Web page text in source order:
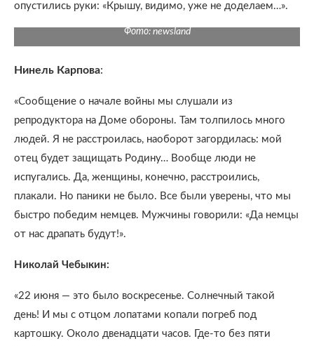
опустились руки: «Крышу, видимо, уже не доделаем…».
Фото: newsland
Нинель Карпова:
«Сообщение о начале войны мы слушали из
репродуктора на Доме обороны. Там толпилось много
людей. Я не расстроилась, наоборот загордилась: мой
отец будет защищать Родину… Вообще люди не
испугались. Да, женщины, конечно, расстроились,
плакали. Но паники не было. Все были уверены, что мы
быстро победим немцев. Мужчины говорили: «Да немцы
от нас драпать будут!».
Николай Чебыкин:
«22 июня — это было воскресенье. Солнечный такой
день! И мы с отцом лопатами копали погреб под
картошку. Около двенадцати часов. Где-то без пяти